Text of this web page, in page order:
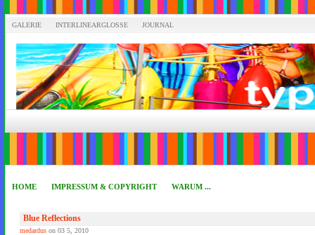
GALERIE INTERLINEARGLOSSE JOURNAL
HOME IMPRESSUM & COPYRIGHT WARUM ...
Blue Reflections
medarduson 03 5, 2010